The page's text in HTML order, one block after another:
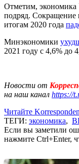
Отметим, экономика
подряд. Сокращение
итогам 2020 года
Минэкономики
2021 году с 4,6% до
Новости от
на наш канал https://
Читайте
ТЕГИ: экономика,
Если вы заметили
нажмите Ctrl+Enter,